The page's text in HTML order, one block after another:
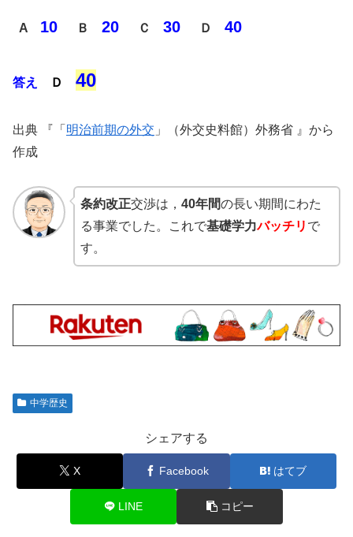
A 10 Ｂ 20 Ｃ 30 Ｄ 40
答え Ｄ 40
出典 『「 明治前期の外交 」（外交史料館）外務省 』から
作成
条約改正交渉は， 40年間の長い期間にわた
る事業でした。これで基礎学力バッチリ で
す。
中学歴史
シェアする
X Facebook はてブ
LINE コピー